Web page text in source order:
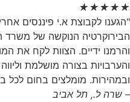
★
★
★
★
★
"הגענו לקבוצת א.י פיננסים
הבירוקרטיה הנוקשה של משרד
והרמנו ידיים. הצוות לקח את
והערבויות בצורה מושלמת
ובמהירות. מומלצים בחום לכל
– שרה ל., תל אביב